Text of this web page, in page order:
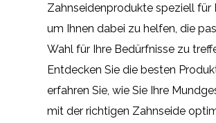
Zahnseidenprodukte speziell für
um Ihnen dabei zu helfen, die
Wahl für Ihre Bedürfnisse zu
Entdecken Sie die besten
erfahren Sie, wie Sie Ihre
mit der richtigen Zahnseide